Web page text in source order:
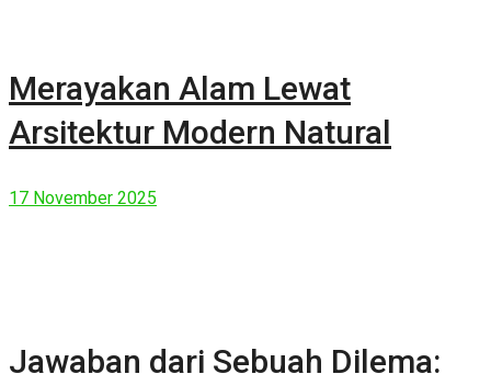
Merayakan Alam Lewat
Arsitektur Modern Natural
17 November 2025
Jawaban dari Sebuah Dilema: